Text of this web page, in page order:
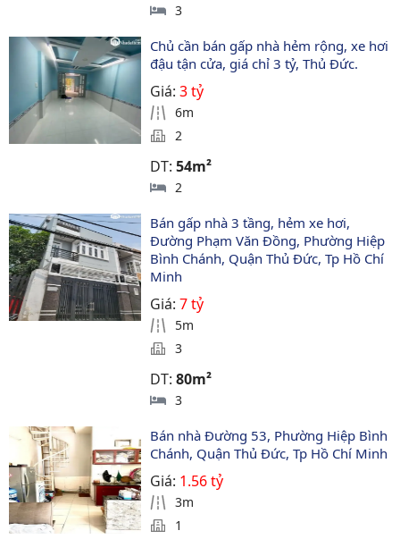
3
Chủ cần bán gấp nhà hẻm rộng, xe hơi
đậu tận cửa, giá chỉ 3 tỷ, Thủ Đức.
Giá:3 tỷ
6m
2
DT:54m²
2
Bán gấp nhà 3 tầng, hẻm xe hơi,
Đường Phạm Văn Đồng, Phường Hiệp
Bình Chánh, Quận Thủ Đức, Tp Hồ Chí
Minh
Giá:7 tỷ
5m
3
DT:80m²
3
Bán nhà Đường 53, Phường Hiệp Bình
Chánh, Quận Thủ Đức, Tp Hồ Chí Minh
Giá: 1.56 tỷ
3m
1